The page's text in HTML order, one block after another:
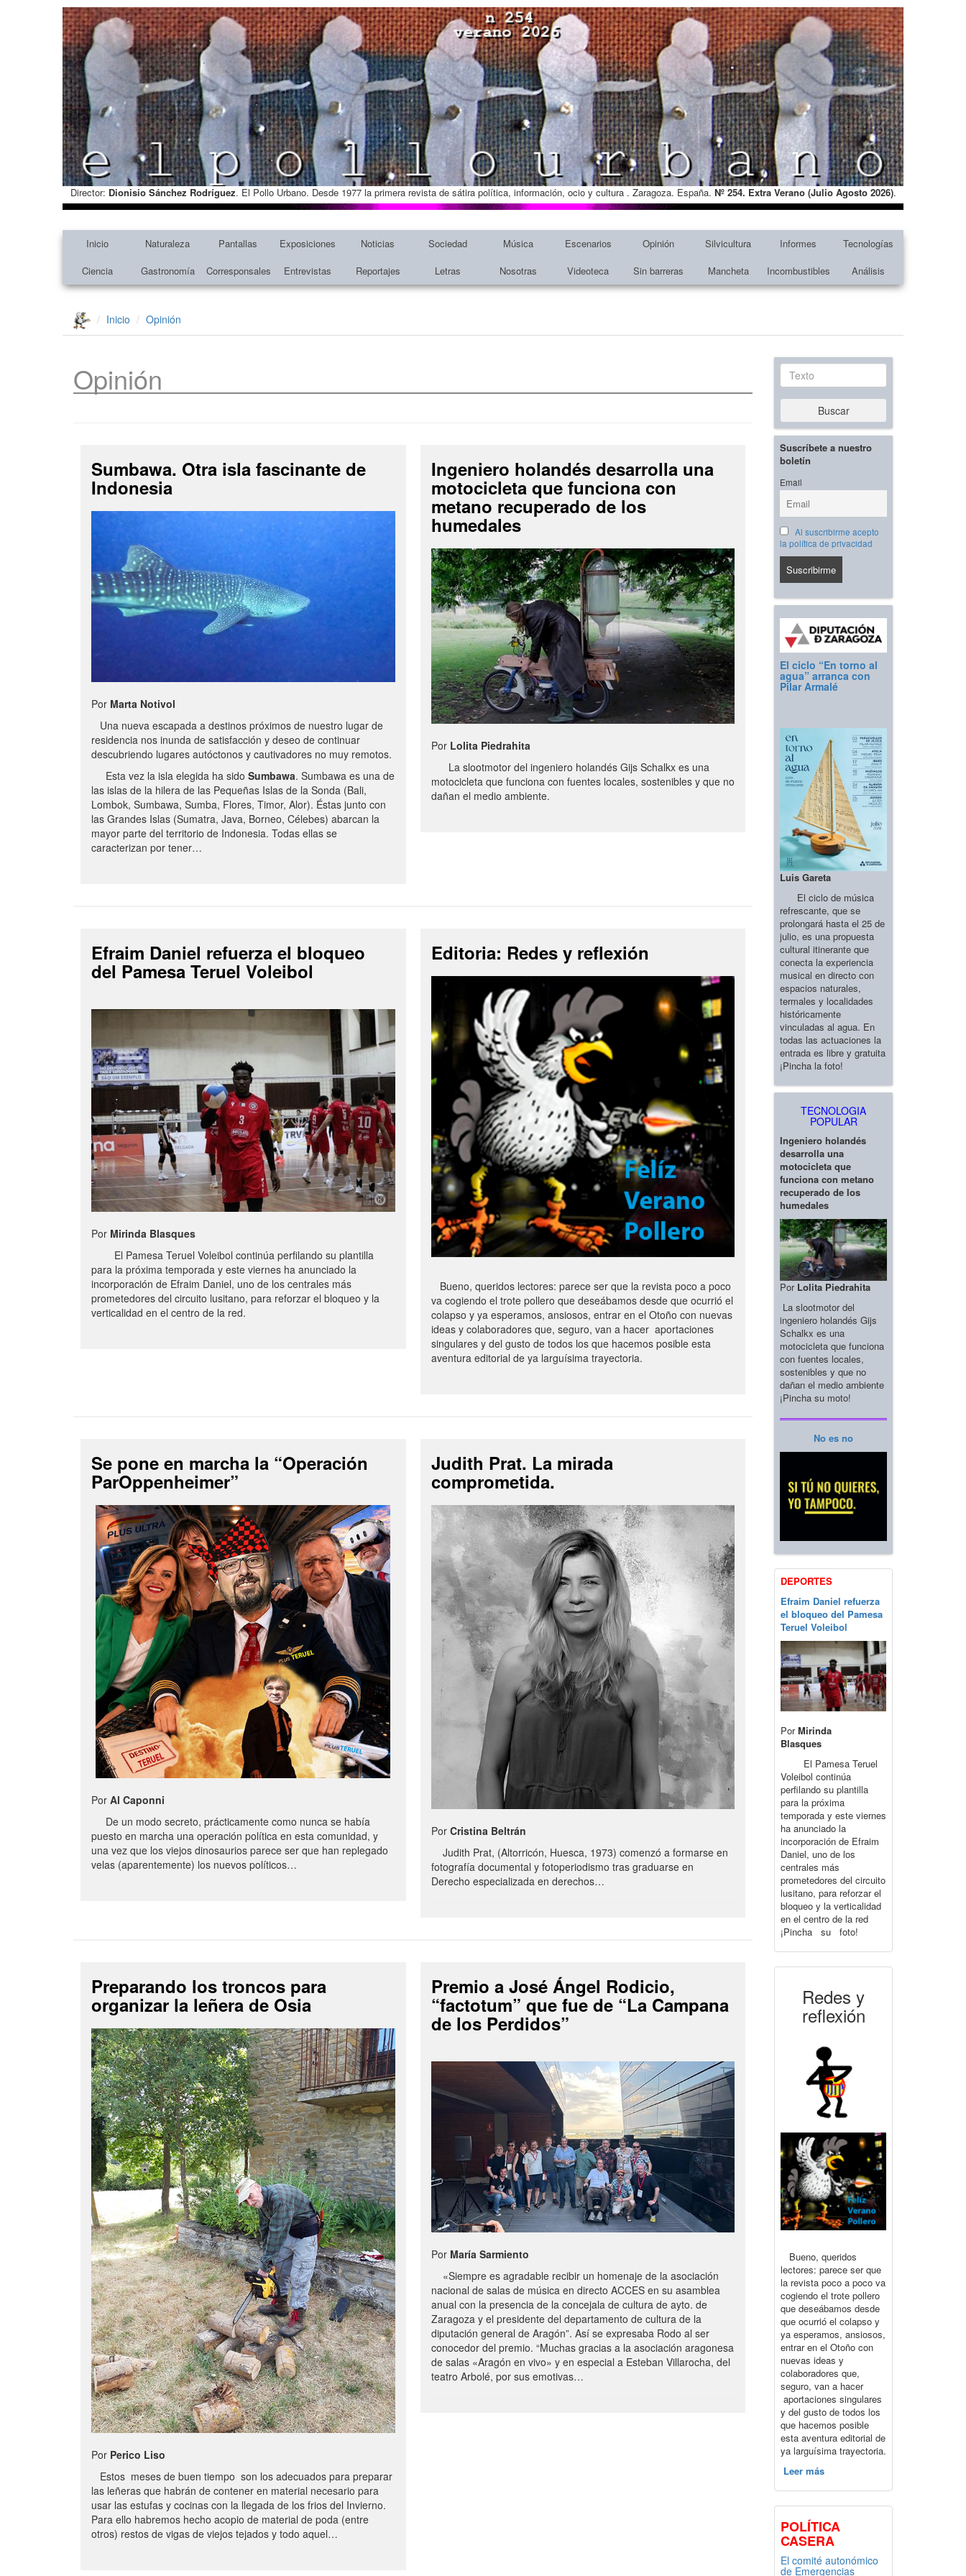
Director: Dionisio Sánchez Rodríguez. El Pollo Urbano. Desde 1977 la primera revista de sátira política, información, ocio y cultura . Zaragoza. España. Nº 254. Extra Verano (Julio Agosto 2026).
Inicio Naturaleza Pantallas Exposiciones Noticias Sociedad Música Escenarios Opinión Silvicultura Informes
Tecnologías
Ciencia
Gastronomía Corresponsales Entrevistas Reportajes Letras Nosotras Videoteca Sin barreras Mancheta Incombustibles Análisis
Inicio Opinión
Opinión
Sumbawa. Otra isla fascinante de
Indonesia
Por Marta Notivol
Una nueva escapada a destinos próximos de nuestro lugar de
residencia nos inunda de satisfacción y deseo de continuar
descubriendo lugares autóctonos y cautivadores no muy remotos.
Esta vez la isla elegida ha sido Sumbawa. Sumbawa es una de
las islas de la hilera de las Pequeñas Islas de la Sonda (Bali,
Lombok, Sumbawa, Sumba, Flores, Timor, Alor). Éstas junto con
las Grandes Islas (Sumatra, Java, Borneo, Célebes) abarcan la
mayor parte del territorio de Indonesia. Todas ellas se
caracterizan por tener…
Ingeniero holandés desarrolla una
motocicleta que funciona con
metano recuperado de los
humedales
Por Lolita Piedrahita
La slootmotor del ingeniero holandés Gijs Schalkx es una
motocicleta que funciona con fuentes locales, sostenibles y que no
dañan el medio ambiente.
Efraim Daniel refuerza el bloqueo
del Pamesa Teruel Voleibol
Por Mirinda Blasques
El Pamesa Teruel Voleibol continúa perfilando su plantilla
para la próxima temporada y este viernes ha anunciado la
incorporación de Efraim Daniel, uno de los centrales más
prometedores del circuito lusitano, para reforzar el bloqueo y la
verticalidad en el centro de la red.
Editoria: Redes y reflexión
Bueno, queridos lectores: parece ser que la revista poco a poco
va cogiendo el trote pollero que deseábamos desde que ocurrió el
colapso y ya esperamos, ansiosos, entrar en el Otoño con nuevas
ideas y colaboradores que, seguro, van a hacer aportaciones
singulares y del gusto de todos los que hacemos posible esta
aventura editorial de ya larguísima trayectoria.
Se pone en marcha la “Operación
ParOppenheimer”
Por Al Caponni
De un modo secreto, prácticamente como nunca se había
puesto en marcha una operación política en esta comunidad, y
una vez que los viejos dinosaurios parece ser que han replegado
velas (aparentemente) los nuevos políticos…
Judith Prat. La mirada
comprometida.
PorCristina Beltrán
Judith Prat, (Altorricón, Huesca, 1973) comenzó a formarse en
fotografía documental y fotoperiodismo tras graduarse en
Derecho especializada en derechos…
Preparando los troncos para
organizar la leñera de Osia
Por Perico Liso
Estos meses de buen tiempo son los adecuados para preparar
las leñeras que habrán de contener en material necesario para
usar las estufas y cocinas con la llegada de los frios del Invierno.
Para ello habremos hecho acopio de material de poda (entre
otros) restos de vigas de viejos tejados y todo aquel…
Premio a José Ángel Rodicio,
“factotum” que fue de “La Campana
de los Perdidos”
Por María Sarmiento
«Siempre es agradable recibir un homenaje de la asociación
nacional de salas de música en directo ACCES en su asamblea
anual con la presencia de la concejala de cultura de ayto. de
Zaragoza y el presidente del departamento de cultura de la
diputación general de Aragón”. Así se expresaba Rodo al ser
conocedor del premio. “Muchas gracias a la asociación aragonesa
de salas «Aragón en vivo» y en especial a Esteban Villarocha, del
teatro Arbolé, por sus emotivas…
Texto
Buscar
Suscríbete a nuestro
boletín
Email
Al suscribirme acepto
la política de privacidad
El ciclo “En torno al
agua” arranca con
Pilar Armalé
Luis Gareta
El ciclo de música
refrescante, que se
prolongará hasta el 25 de
julio, es una propuesta
cultural itinerante que
conecta la experiencia
musical en directo con
espacios naturales,
termales y localidades
históricamente
vinculadas al agua. En
todas las actuaciones la
entrada es libre y gratuita
¡Pincha la foto!
TECNOLOGIA
POPULAR
Ingeniero holandés
desarrolla una
motocicleta que
funciona con metano
recuperado de los
humedales
Por Lolita Piedrahita
La slootmotor del
ingeniero holandés Gijs
Schalkx es una
motocicleta que funciona
con fuentes locales,
sostenibles y que no
dañan el medio ambiente
¡Pincha su moto!
No es no
DEPORTES
Efraim Daniel refuerza
el bloqueo del Pamesa
Teruel Voleibol
PorMirinda
Blasques
El Pamesa Teruel
Voleibol continúa
perfilando su plantilla
para la próxima
temporada y este viernes
ha anunciado la
incorporación de Efraim
Daniel, uno de los
centrales más
prometedores del circuito
lusitano, para reforzar el
bloqueo y la verticalidad
en el centro de la red
¡Pincha su foto!
Redes y
reflexión
Bueno, queridos
lectores: parece ser que
la revista poco a poco va
cogiendo el trote pollero
que deseábamos desde
que ocurrió el colapso y
ya esperamos, ansiosos,
entrar en el Otoño con
nuevas ideas y
colaboradores que,
seguro, van a hacer
aportaciones singulares
y del gusto de todos los
que hacemos posible
esta aventura editorial de
ya larguísima trayectoria.
Leer más
POLÍTICA
CASERA
El comité autonómico
de Emergencias